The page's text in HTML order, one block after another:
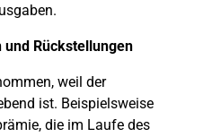
und Rückstellungen
weil der
ist. Beispielsweise
die im Laufe des